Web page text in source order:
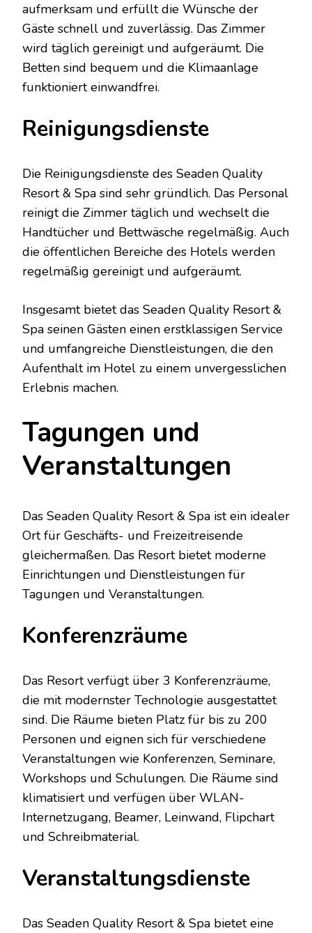
aufmerksam und erfüllt die Wünsche der
Gäste schnell und zuverlässig. Das Zimmer
wird täglich gereinigt und aufgeräumt. Die
Betten sind bequem und die Klimaanlage
funktioniert einwandfrei.
Reinigungsdienste
Die Reinigungsdienste des Seaden Quality
Resort & Spa sind sehr gründlich. Das Personal
reinigt die Zimmer täglich und wechselt die
Handtücher und Bettwäsche regelmäßig. Auch
die öffentlichen Bereiche des Hotels werden
regelmäßig gereinigt und aufgeräumt.
Insgesamt bietet das Seaden Quality Resort &
Spa seinen Gästen einen erstklassigen Service
und umfangreiche Dienstleistungen, die den
Aufenthalt im Hotel zu einem unvergesslichen
Erlebnis machen.
Tagungen und
Veranstaltungen
Das Seaden Quality Resort & Spa ist ein idealer
Ort für Geschäfts- und Freizeitreisende
gleichermaßen. Das Resort bietet moderne
Einrichtungen und Dienstleistungen für
Tagungen und Veranstaltungen.
Konferenzräume
Das Resort verfügt über 3 Konferenzräume,
die mit modernster Technologie ausgestattet
sind. Die Räume bieten Platz für bis zu 200
Personen und eignen sich für verschiedene
Veranstaltungen wie Konferenzen, Seminare,
Workshops und Schulungen. Die Räume sind
klimatisiert und verfügen über WLAN-
Internetzugang, Beamer, Leinwand, Flipchart
und Schreibmaterial.
Veranstaltungsdienste
Das Seaden Quality Resort & Spa bietet eine